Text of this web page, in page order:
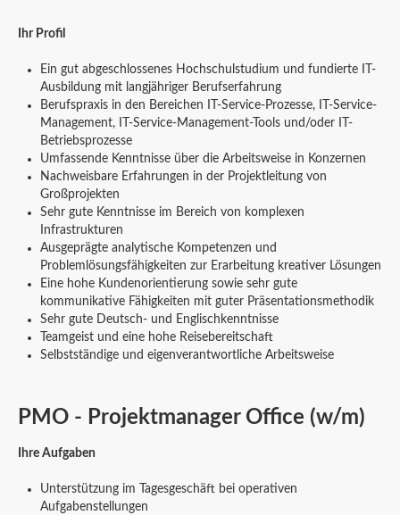
Ihr Profil
Ein gut abgeschlossenes Hochschulstudium und fundierte IT-
Ausbildung mit langjähriger Berufserfahrung
Berufspraxis in den Bereichen IT-Service-Prozesse, IT-Service-
Management, IT-Service-Management-Tools und/oder IT-
Betriebsprozesse
Umfassende Kenntnisse über die Arbeitsweise in Konzernen
Nachweisbare Erfahrungen in der Projektleitung von
Großprojekten
Sehr gute Kenntnisse im Bereich von komplexen
Infrastrukturen
Ausgeprägte analytische Kompetenzen und
Problemlösungsfähigkeiten zur Erarbeitung kreativer Lösungen
Eine hohe Kundenorientierung sowie sehr gute
kommunikative Fähigkeiten mit guter Präsentationsmethodik
Sehr gute Deutsch- und Englischkenntnisse
Teamgeist und eine hohe Reisebereitschaft
Selbstständige und eigenverantwortliche Arbeitsweise
PMO - Projektmanager Office (w/m)
Ihre Aufgaben
Unterstützung im Tagesgeschäft bei operativen
Aufgabenstellungen